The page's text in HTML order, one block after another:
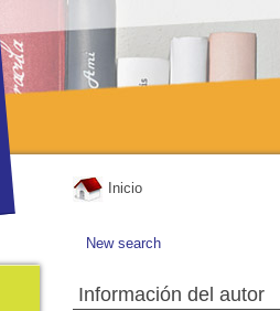
Inicio
New search
Información del autor